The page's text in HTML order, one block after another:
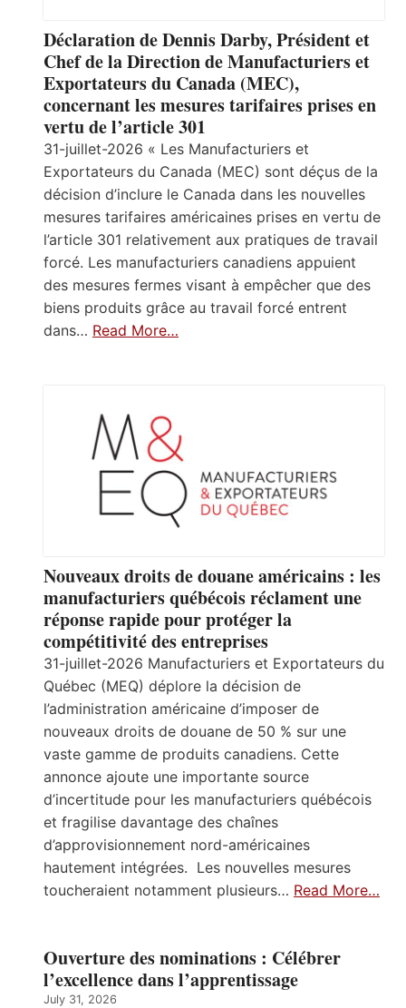
Déclaration de Dennis Darby, Président et
Chef de la Direction de Manufacturiers et
Exportateurs du Canada (MEC),
concernant les mesures tarifaires prises en
vertu de l’article 301
31-juillet-2026 « Les Manufacturiers et
Exportateurs du Canada (MEC) sont déçus de la
décision d’inclure le Canada dans les nouvelles
mesures tarifaires américaines prises en vertu de
l’article 301 relativement aux pratiques de travail
forcé. Les manufacturiers canadiens appuient
des mesures fermes visant à empêcher que des
biens produits grâce au travail forcé entrent
dans… Read More…
Nouveaux droits de douane américains : les
manufacturiers québécois réclament une
réponse rapide pour protéger la
compétitivité des entreprises
31-juillet-2026 Manufacturiers et Exportateurs du
Québec (MEQ) déplore la décision de
l’administration américaine d’imposer de
nouveaux droits de douane de 50 % sur une
vaste gamme de produits canadiens. Cette
annonce ajoute une importante source
d’incertitude pour les manufacturiers québécois
et fragilise davantage des chaînes
d’approvisionnement nord-américaines
hautement intégrées. Les nouvelles mesures
toucheraient notamment plusieurs… Read More…
Ouverture des nominations : Célébrer
l’excellence dans l’apprentissage
July 31, 2026